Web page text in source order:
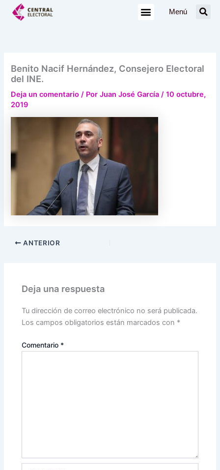
Menú
Benito Nacif Hernández, Consejero Electoral
del INE.
Deja un comentario / PorJuan José García/10 octubre,
2019
ANTERIOR
Deja una respuesta
Tu dirección de correo electrónico no será publicada.
Los campos obligatorios están marcados con *
Comentario *